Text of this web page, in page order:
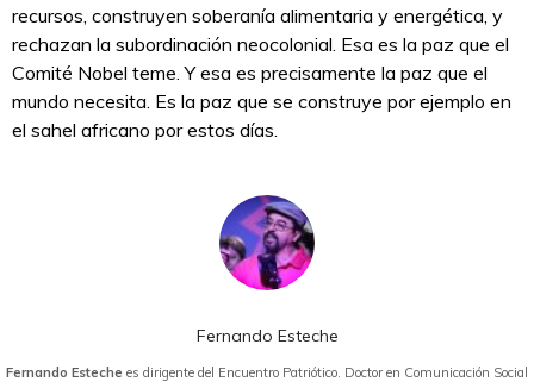
recursos, construyen soberanía alimentaria y energética, y
rechazan la subordinación neocolonial. Esa es la paz que el
Comité Nobel teme. Y esa es precisamente la paz que el
mundo necesita. Es la paz que se construye por ejemplo en
el sahel africano por estos días.
Fernando Esteche
Fernando Esteche es dirigente del Encuentro Patriótico. Doctor en Comunicación Social